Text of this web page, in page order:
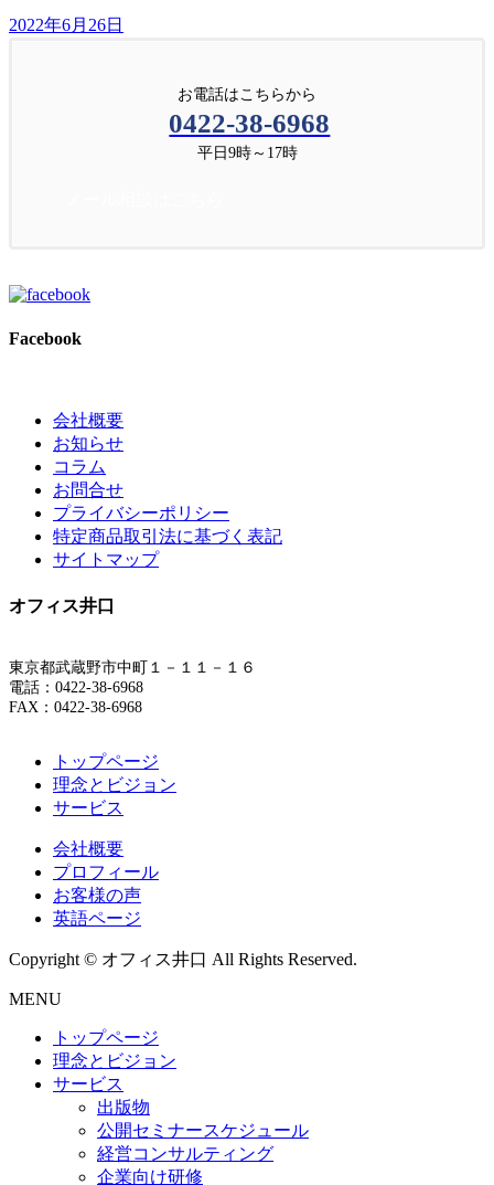
2022年6月26日
お電話はこちらから
0422-38-6968
平日9時～17時
Facebook
会社概要
お知らせ
コラム
お問合せ
プライバシーポリシー
特定商品取引法に基づく表記
サイトマップ
オフィス井口
東京都武蔵野市中町１－１１－１６
電話：0422-38-6968
FAX：0422-38-6968
トップページ
理念とビジョン
サービス
会社概要
プロフィール
お客様の声
英語ページ
Copyright © オフィス井口 All Rights Reserved.
MENU
トップページ
理念とビジョン
サービス
出版物
公開セミナースケジュール
経営コンサルティング
企業向け研修